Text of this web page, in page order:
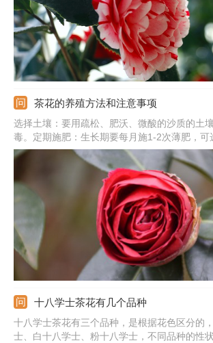
茶花的养殖方法和注意事项
选择土壤：要用疏松、肥沃、微酸的沙质的土
毒。定期施肥：生长期要每月施1-2次薄肥，可
肥、腐熟的饼肥。光照充足：把它放到向阳的
不要在阴处养。注意事项：温度要在18-25℃之
不要超过30℃。
十八学士茶花有几个品种
十八学士茶花有三个品种，是根据花色区分的
士、白十八学士、粉十八学士，不同品种的性